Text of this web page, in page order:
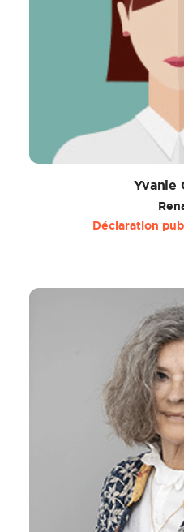
Yvanie
Déclaration